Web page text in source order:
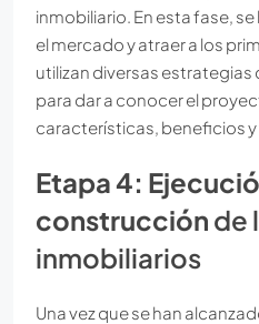
inmobiliario. En esta fase,
el mercado y atraer a los
utilizan diversas
para dar a conocer el
características, beneficios
Etapa 4:
construcción de
inmobiliarios
Una vez que se han